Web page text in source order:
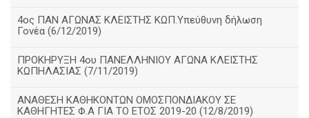
4ος ΠΑΝ ΑΓΩΝΑΣ ΚΛΕΙΣΤΗΣ ΚΩΠ.Υπεύθυνη δήλωση
Γονέα (6/12/2019)
ΠΡΟΚΗΡΥΞΗ 4ου ΠΑΝΕΛΛΗΝΙΟΥ ΑΓΩΝΑ ΚΛΕΙΣΤΗΣ
ΚΩΠΗΛΑΣΙΑΣ (7/11/2019)
ΑΝΑΘΕΣΗ ΚΑΘΗΚΟΝΤΩΝ ΟΜΟΣΠΟΝΔΙΑΚΟΥ ΣΕ
ΚΑΘΗΓΗΤΕΣ Φ.Α ΓΙΑ ΤΟ ΕΤΟΣ 2019-20 (12/8/2019)